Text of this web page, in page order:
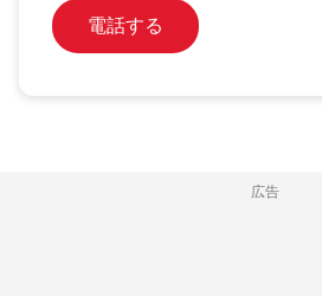
電話する
広告